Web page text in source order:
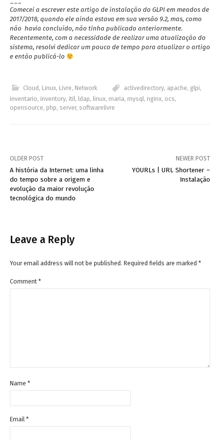
Comecei a escrever este artigo de instalação do GLPI em meados de
2017/2018, quando ele ainda estava em sua versão 9.2, mas, como
não havia concluído, não tinha publicado anteriormente.
Recentemente, com a necessidade de realizar uma atualização do
sistema, resolvi dedicar um pouco de tempo para atualizar o artigo
e então publicá-lo
Cloud, Linux, Livre, Network activedirectory, apache, glpi,
inventario, inventory, itil, ldap, linux, maria, mysql, nginx, ocs,
opensource, php, server, softwarelivre
Post
navigation
OLDER POST
A história da Internet: uma linha
do tempo sobre a origem e
evolução da maior revolução
tecnológica do mundo
NEWER POST
YOURLs | URL Shortener –
Instalação
Leave a Reply
Your email address will not be published. Required fields are marked *
Comment *
Name *
Email *